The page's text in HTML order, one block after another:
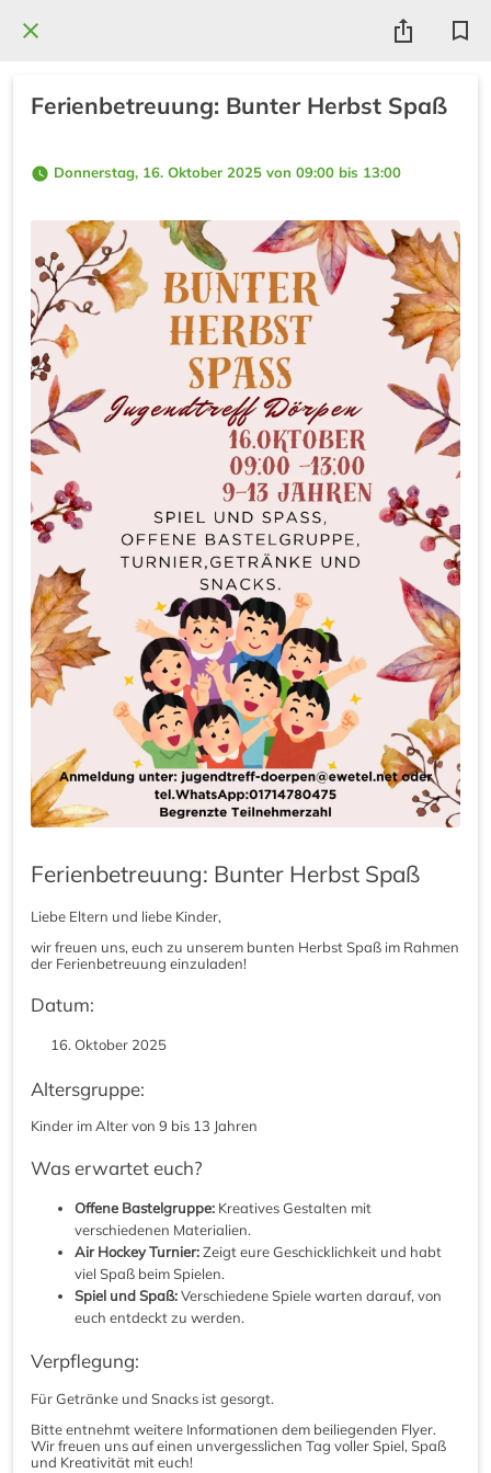
Ferienbetreuung: Bunter Herbst Spaß
Donnerstag, 16. Oktober 2025 von 09:00 bis 13:00
Ferienbetreuung: Bunter Herbst Spaß
Liebe Eltern und liebe Kinder,
wir freuen uns, euch zu unserem bunten Herbst Spaß im Rahmen
der Ferienbetreuung einzuladen!
Datum:
Oktober 2025
Altersgruppe:
Kinder im Alter von 9 bis 13 Jahren
Was erwartet euch?
Offene Bastelgruppe: Kreatives Gestalten mit
verschiedenen Materialien.
Air Hockey Turnier:Zeigt eure Geschicklichkeit und habt
viel Spaß beim Spielen.
Spiel und Spaß:Verschiedene Spiele warten darauf, von
euch entdeckt zu werden.
Verpflegung:
Für Getränke und Snacks ist gesorgt.
Bitte entnehmt weitere Informationen dem beiliegenden Flyer.
Wir freuen uns auf einen unvergesslichen Tag voller Spiel, Spaß
und Kreativität mit euch!